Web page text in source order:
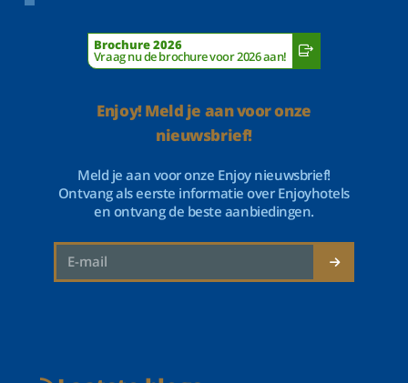
Brochure 2026
Vraag nu de brochure voor 2026 aan!
Enjoy! Meld je aan voor onze
nieuwsbrief!
Meld je aan voor onze Enjoy nieuwsbrief!
Ontvang als eerste informatie over Enjoyhotels
en ontvang de beste aanbiedingen.